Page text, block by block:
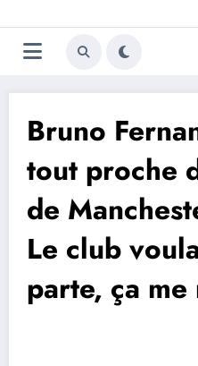
au
contenu
Bruno
tout proche
de
Le club
parte, ça